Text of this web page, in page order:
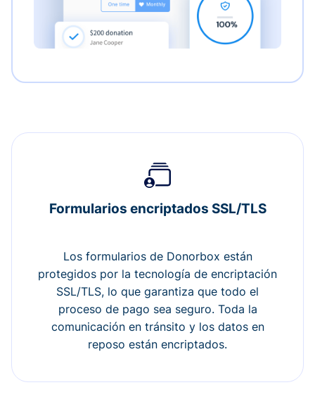
Formularios encriptados SSL/TLS
Los formularios de Donorbox están
protegidos por la tecnología de encriptación
SSL/TLS, lo que garantiza que todo el
proceso de pago sea seguro. Toda la
comunicación en tránsito y los datos en
reposo están encriptados.